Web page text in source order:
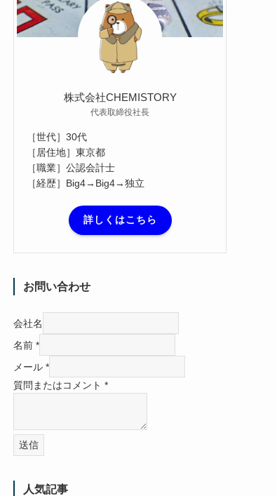
株式会社CHEMISTORY
代表取締役社長
［世代］30代
［居住地］東京都
［職業］公認会計士
［経歴］Big4→Big4→独立
詳しくはこちら
お問い合わせ
会社名
名前 *
メール *
質問またはコメント *
送信
人気記事